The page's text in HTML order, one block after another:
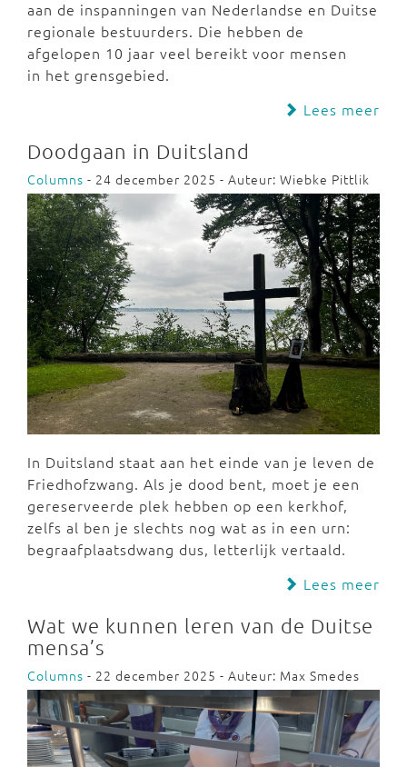
aan de inspanningen van Nederlandse en Duitse
regionale bestuurders. Die hebben de
afgelopen 10 jaar veel bereikt voor mensen
in het grensgebied.
Lees meer
Doodgaan in Duitsland
Columns - 24 december 2025 - Auteur: Wiebke Pittlik
In Duitsland staat aan het einde van je leven de
Friedhofzwang. Als je dood bent, moet je een
gereserveerde plek hebben op een kerkhof,
zelfs al ben je slechts nog wat as in een urn:
begraafplaatsdwang dus, letterlijk vertaald.
Lees meer
Wat we kunnen leren van de Duitse
mensa’s
Columns - 22 december 2025 - Auteur: Max Smedes